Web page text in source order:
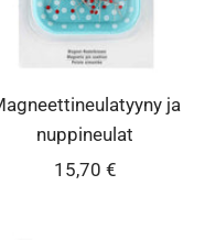
ja
nuppineulat
Alennushinta
15,70 €